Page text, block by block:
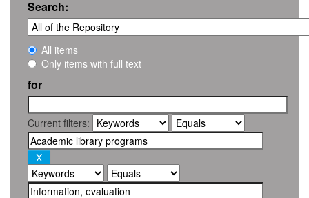
Search:
All items
Only items with full text
for
Current filters: